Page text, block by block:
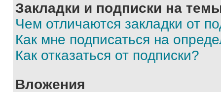
Закладки и подписки на
Чем отличаются закладки от
Как мне подписаться на
Как отказаться от подписки?
Вложения